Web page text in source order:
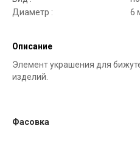
Диаметр :
6
Описание
Элемент украшения для
изделий.
Фасовка